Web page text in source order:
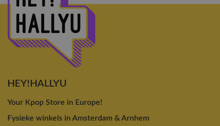
HEY!HALLYU
Your Kpop Store in Europe!
Fysieke winkels in Amsterdam & Arnhem